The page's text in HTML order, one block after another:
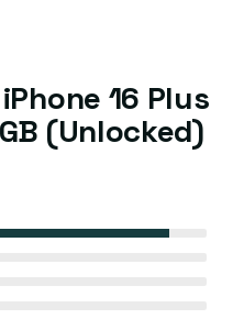
16 Plus
(Unlocked)